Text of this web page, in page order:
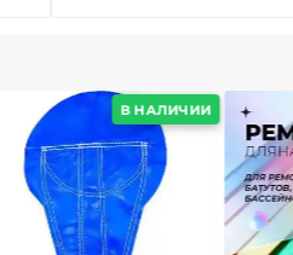
В НАЛИЧИИ